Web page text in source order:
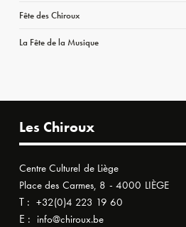
Fête des Chiroux
La Fête de la Musique
Les Chiroux
Centre Culturel de Liège
Place des Carmes, 8 - 4000 LIÈGE
T : +32(0)4 223 19 60
E : info@chiroux.be